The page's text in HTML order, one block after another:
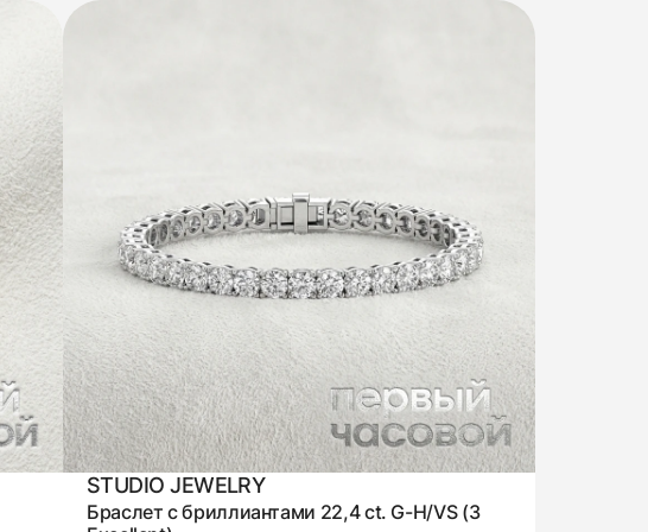
STUDIO JEWELRY
Браслет с бриллиантами 22,4 ct. G-H/VS (3